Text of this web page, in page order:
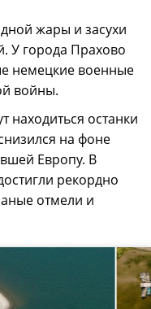
жары и засухи
У города Прахово
немецкие военные
войны.
находиться останки
на фоне
Европу. В
рекордно
отмели и